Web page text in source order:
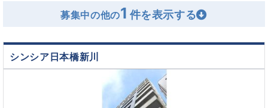
募集中の他の1
シンシア日本橋新川